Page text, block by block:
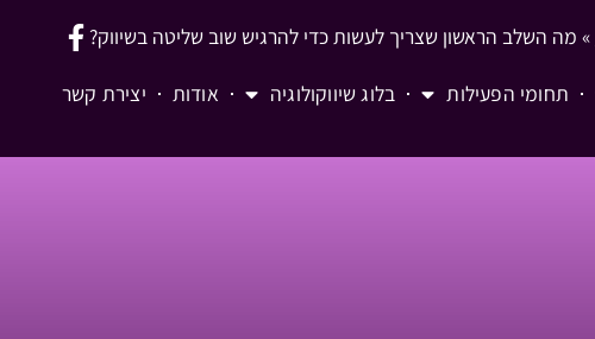
» מה השלב הראשון שצריך לעשות כדי להרגיש שוב שליטה בשיווק?
תחומי הפעילות בלוג שיווקולוגיה אודות יצירת קשר